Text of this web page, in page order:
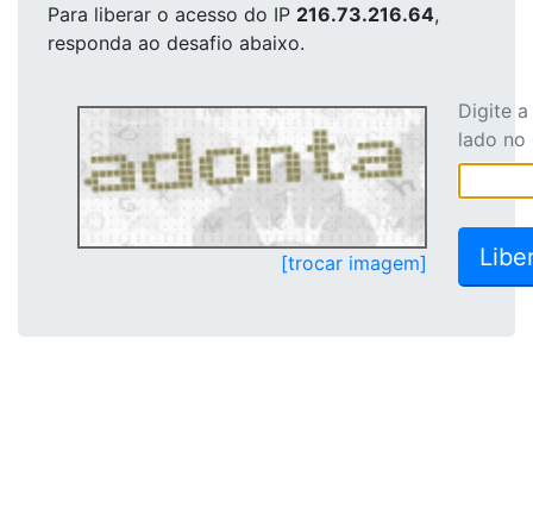
Para liberar o acesso do IP 216.73.216.64,
responda ao desafio abaixo.
[trocar imagem]
Digite
lado no